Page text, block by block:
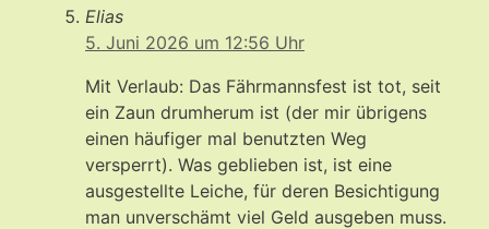
Elias
5. Juni 2026 um 12:56 Uhr
Mit Verlaub: Das Fährmannsfest ist tot, seit
ein Zaun drumherum ist (der mir übrigens
einen häufiger mal benutzten Weg
versperrt). Was geblieben ist, ist eine
ausgestellte Leiche, für deren Besichtigung
man unverschämt viel Geld ausgeben muss.